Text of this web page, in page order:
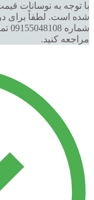
با توجه به نوسانات
شده است. لطفاً برای
مراجعه کنید.